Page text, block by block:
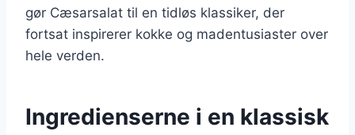
gør Cæsarsalat til en tidløs klassiker, der
fortsat inspirerer kokke og madentusiaster over
hele verden.
Ingredienserne i en klassisk